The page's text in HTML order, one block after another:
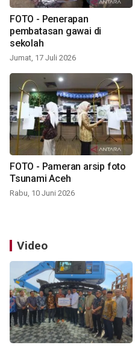
FOTO - Penerapan
pembatasan gawai di
sekolah
Jumat, 17 Juli 2026
FOTO - Pameran arsip foto
Tsunami Aceh
Rabu, 10 Juni 2026
Video